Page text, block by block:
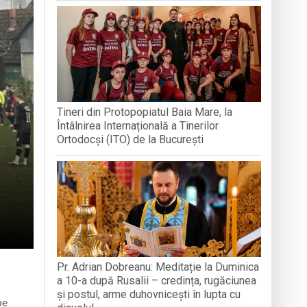
Sofronie Perța
lansare de carte și momente
a alăturat echipei
VOLUNTARIAT LA MEDJUGORJE
Tineri din Protopopiatul Baia Mare, la
Întâlnirea Internațională a Tinerilor
Ortodocși (ITO) de la București
Pr. Adrian Dobreanu: Meditație la Duminica
a 10-a după Rusalii – credința, rugăciunea
și postul, arme duhovnicești în lupta cu